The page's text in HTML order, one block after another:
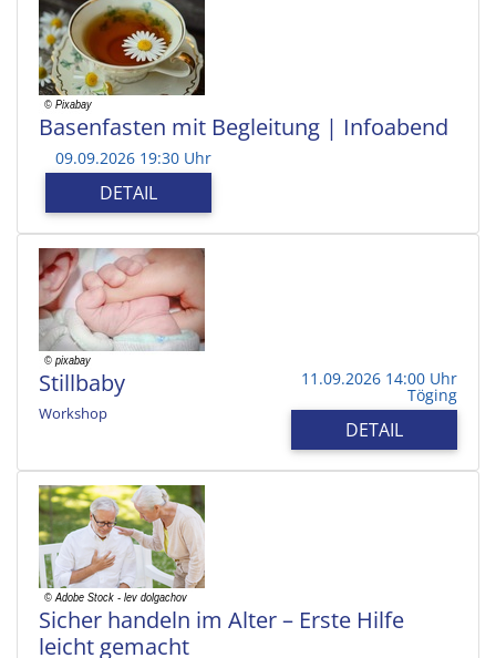
Basenfasten mit Begleitung | Infoabend
09.09.2026 19:30 Uhr
DETAIL
Stillbaby
Workshop
11.09.2026 14:00 Uhr
Töging
DETAIL
Sicher handeln im Alter – Erste Hilfe
leicht gemacht